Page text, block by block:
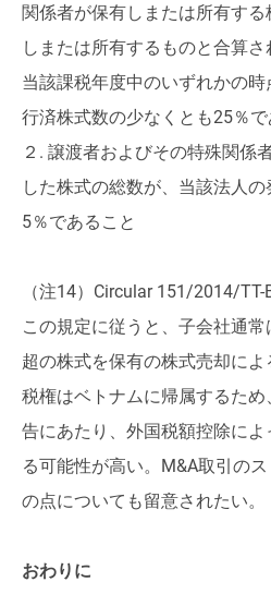
関係者が保有しまたは所有す
しまたは所有するものと合算さ
当該課税年度中のいずれかの
行済株式数の少なくとも25％で
２. 譲渡者およびその特殊関係
した株式の総数が、当該法人
5％であること
（注14）Circular 151/2014/TT-
この規定に従うと、子会社通
超の株式を保有の株式売却に
税権はベトナムに帰属するた
告にあたり、外国税額控除に
る可能性が高い。M&A取引の
の点についても留意されたい。
おわりに